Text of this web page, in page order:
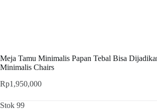
Meja Tamu Minimalis Papan Tebal Bisa
Minimalis Chairs
Rp1,950,000
Stok 99